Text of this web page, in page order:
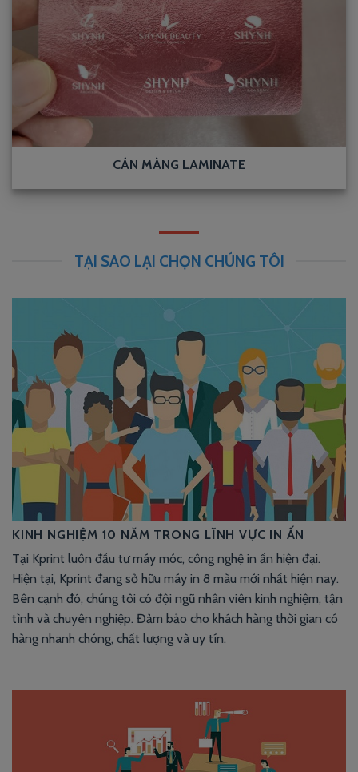
CÁN MÀNG LAMINATE
TẠI SAO LẠI CHỌN CHÚNG TÔI
KINH NGHIỆM 10 NĂM TRONG LĨNH VỰC IN ẤN
Tại Kprint luôn đầu tư máy móc, công nghệ in ấn hiện đại.
Hiện tại, Kprint đang sở hữu máy in 8 màu mới nhất hiện nay.
Bên cạnh đó, chúng tôi có đội ngũ nhân viên kinh nghiệm, tận
tình và chuyên nghiệp. Đảm bảo cho khách hàng thời gian có
hàng nhanh chóng, chất lượng và uy tín.